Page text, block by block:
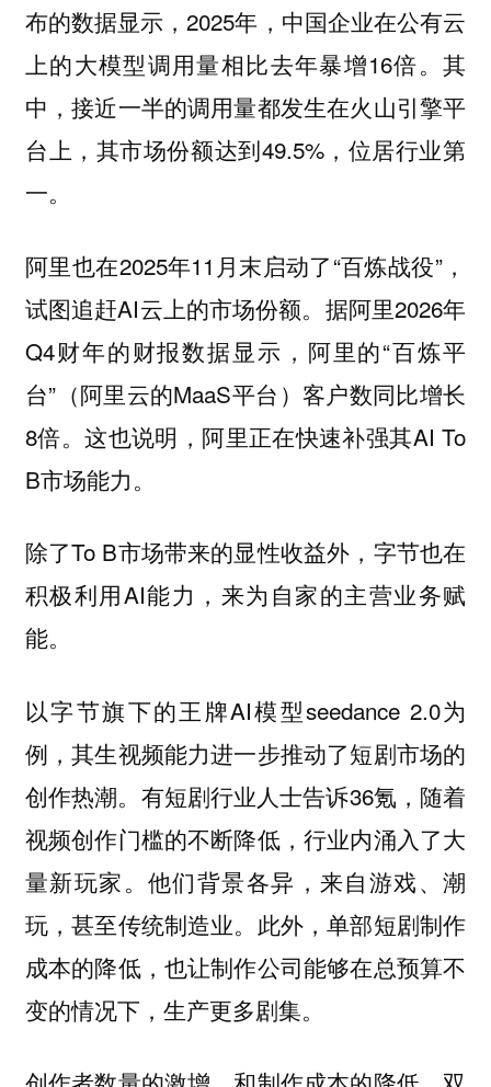
布的数据显示，2025年，中国企业在公有云
上的大模型调用量相比去年暴增16倍。其
中，接近一半的调用量都发生在火山引擎平
台上，其市场份额达到49.5%，位居行业第
一。
阿里也在2025年11月末启动了“百炼战役”，
试图追赶AI云上的市场份额。据阿里2026年
Q4财年的财报数据显示，阿里的“百炼平
台”（阿里云的MaaS平台）客户数同比增长
8倍。这也说明，阿里正在快速补强其AI To
B市场能力。
除了To B市场带来的显性收益外，字节也在
积极利用AI能力，来为自家的主营业务赋
能。
以字节旗下的王牌AI模型seedance 2.0为
例，其生视频能力进一步推动了短剧市场的
创作热潮。有短剧行业人士告诉36氪，随着
视频创作门槛的不断降低，行业内涌入了大
量新玩家。他们背景各异，来自游戏、潮
玩，甚至传统制造业。此外，单部短剧制作
成本的降低，也让制作公司能够在总预算不
变的情况下，生产更多剧集。